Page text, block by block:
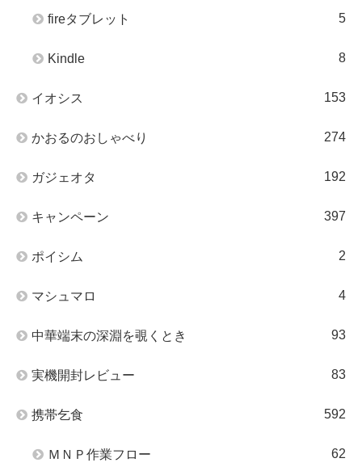
fireタブレット 5
Kindle 8
イオシス 153
かおるのおしゃべり 274
ガジェオタ 192
キャンペーン 397
ポイシム 2
マシュマロ 4
中華端末の深淵を覗くとき 93
実機開封レビュー 83
携帯乞食 592
ＭＮＰ作業フロー 62